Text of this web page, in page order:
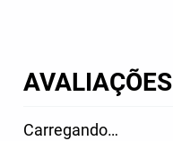
AVALIAÇÕES
Carregando…